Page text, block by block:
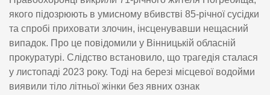
якого підозрюють в умисному вбивстві 85-річної сусідки
та спробі приховати злочин, інсценувавши нещасний
випадок. Про це повідомили у Вінницькій обласній
прокуратурі. Слідство встановило, що трагедія сталася
у листопаді 2023 року. Тоді на березі місцевої водойми
виявили тіло літньої жінки без явних ознак